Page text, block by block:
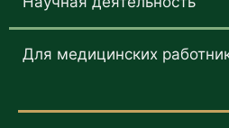
Для медицинских